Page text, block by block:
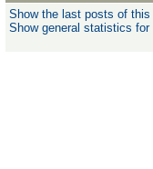
Show the last posts of this
Show general statistics for